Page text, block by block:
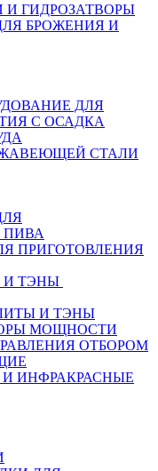
ГИДРОЗАТВОРЫ
БРОЖЕНИЯ И
ДЛЯ
С ОСАДКА
СТАЛИ
ПИВА
ПРИГОТОВЛЕНИЯ
И ТЭНЫ
И ТЭНЫ
МОЩНОСТИ
ОТБОРОМ
ИНФРАКРАСНЫЕ